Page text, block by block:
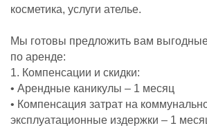
косметика, услуги ателье.
Мы готовы предложить вам выгодные
по аренде:
1. Компенсации и скидки:
• Арендные каникулы – 1 месяц
• Компенсация затрат на
эксплуатационные издержки – 1